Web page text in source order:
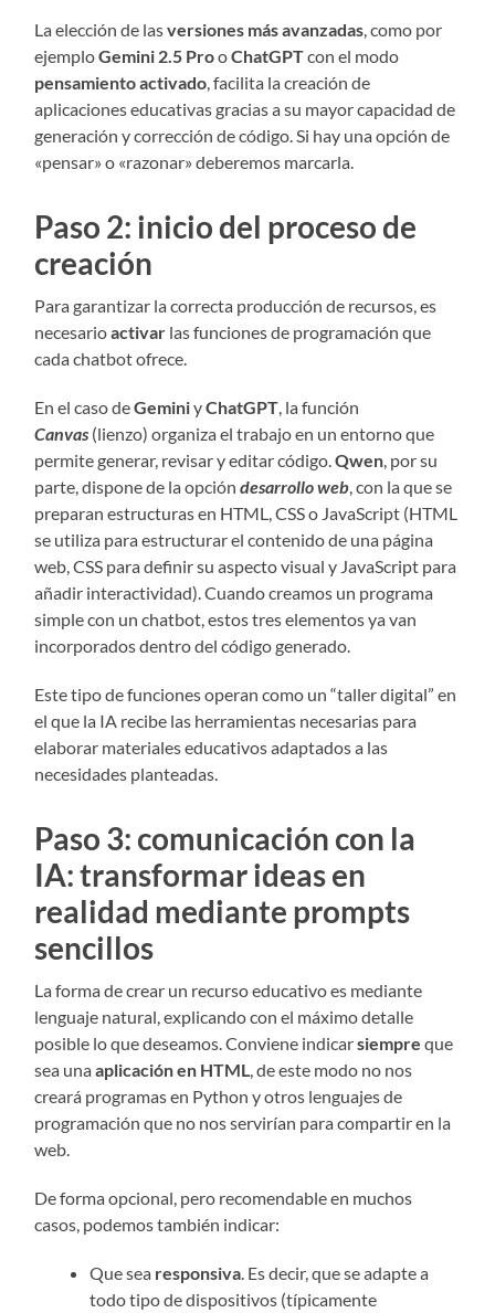
La elección de lasversiones más avanzadas , como por
ejemploGemini 2.5 ProoChatGPTcon el modo
pensamiento activado , facilita la creación de
aplicaciones educativas gracias a su mayor capacidad de
generación y corrección de código. Si hay una opción de
«pensar» o «razonar» deberemos marcarla.
Paso 2: inicio del proceso de
creación
Para garantizar la correcta producción de recursos, es
necesarioactivar las funciones de programación que
cada chatbot ofrece.
En el caso deGeminiyChatGPT , la función
Canvas (lienzo) organiza el trabajo en un entorno que
permite generar, revisar y editar código.Qwen , por su
parte, dispone de la opcióndesarrollo web , con la que se
preparan estructuras en HTML, CSS o JavaScript (HTML
se utiliza para estructurar el contenido de una página
web, CSS para definir su aspecto visual y JavaScript para
añadir interactividad). Cuando creamos un programa
simple con un chatbot, estos tres elementos ya van
incorporados dentro del código generado.
Este tipo de funciones operan como un “taller digital” en
el que la IA recibe las herramientas necesarias para
elaborar materiales educativos adaptados a las
necesidades planteadas.
Paso 3: comunicación con la
IA: transformar ideas en
realidad mediante prompts
sencillos
La forma de crear un recurso educativo es mediante
lenguaje natural, explicando con el máximo detalle
posible lo que deseamos. Conviene indicarsiempre que
sea unaaplicación en HTML , de este modo no nos
creará programas en Python y otros lenguajes de
programación que no nos servirían para compartir en la
web.
De forma opcional, pero recomendable en muchos
casos, podemos también indicar:
Que sea responsiva . Es decir, que se adapte a
todo tipo de dispositivos (típicamente